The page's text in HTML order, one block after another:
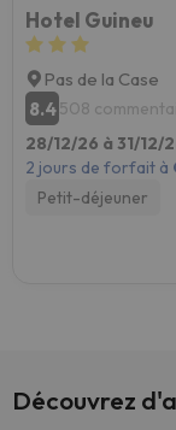
Hotel Guineu
Pas de la Case
8.4508
28/12/26 à 31/12/
2 jours de forfait à
Petit-déjeuner
Découvrez